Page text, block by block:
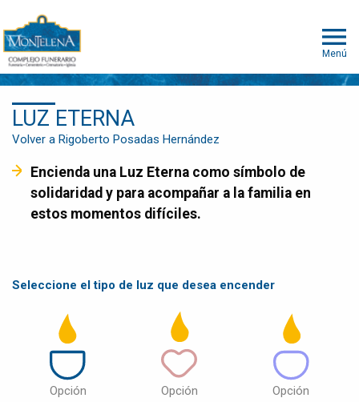
Menú
LUZ ETERNA
Volver a Rigoberto Posadas Hernández
Encienda una Luz Eterna como símbolo de
solidaridad y para acompañar a la familia en
estos momentos difíciles.
Seleccione el tipo de luz que desea encender
Opción Opción Opción